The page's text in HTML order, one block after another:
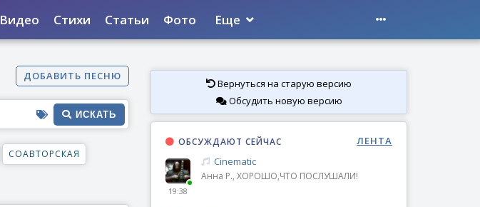
Видео Стихи Статьи Фото Еще
ДОБАВИТЬ ПЕСНЮ
ИСКАТЬ
СОАВТОРСКАЯ
Вернуться на старую версию
Обсудить новую версию
ОБСУЖДАЮТ СЕЙЧАС ЛЕНТА
19:38
Cinematic
Анна Р., ХОРОШО,ЧТО ПОСЛУШАЛИ!